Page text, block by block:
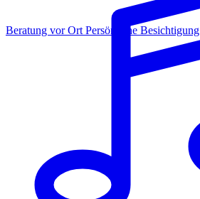
Beratung vor OrtPersönliche Besichtigung